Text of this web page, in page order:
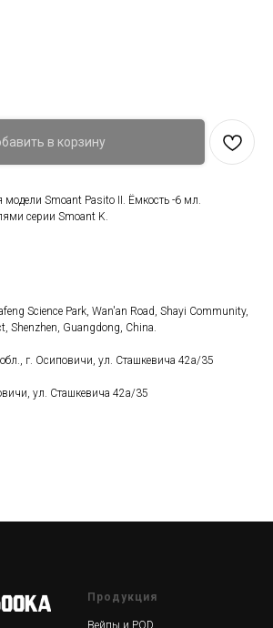
в корзину
Smoant Pasito II. Ёмкость -6 мл.
серии Smoant K.
Science Park, Wan'an Road, Shayi Community,
Shenzhen, Guangdong, China.
г. Осиповичи, ул. Сташкевича 42а/35
ул. Сташкевича 42а/35
Продукция